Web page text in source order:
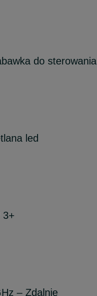
do sterowania
led
3+
– Zdalnie